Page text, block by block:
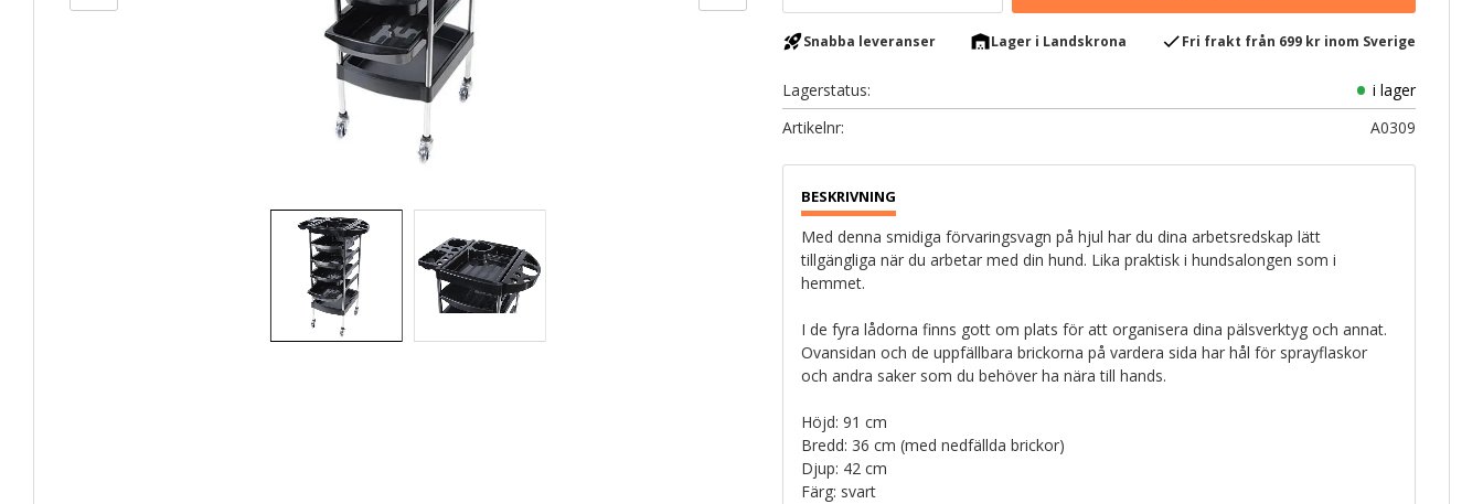
rocket_launchSnabba leveranser warehouseLager i Landskrona checkFri frakt från 699 kr inom Sverige
Lagerstatus
i lager
Artikelnr
A0309
Med denna smidiga förvaringsvagn på hjul har du dina arbetsredskap lätt
tillgängliga när du arbetar med din hund. Lika praktisk i hundsalongen som i
hemmet.
I de fyra lådorna finns gott om plats för att organisera dina pälsverktyg och annat.
Ovansidan och de uppfällbara brickorna på vardera sida har hål för sprayflaskor
och andra saker som du behöver ha nära till hands.
Höjd: 91 cm
Bredd: 36 cm (med nedfällda brickor)
Djup: 42 cm
Färg: svart